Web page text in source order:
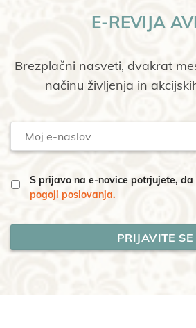
E-REVIJA
Brezplačni nasveti, dvakrat
načinu življenja in
naslov
S prijavo na e-novice potrjujete,
pogoji poslovanja.